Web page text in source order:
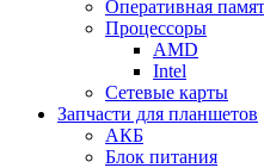
Оперативная
Процессоры
AMD
Intel
Сетевые карты
Запчасти для планшетов
АКБ
Блок питания